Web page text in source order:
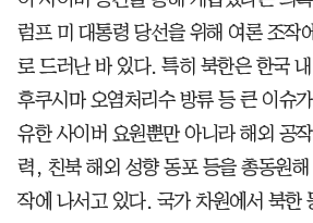
럼프 미 대통령 당선을 위해 여론 조작
로 드러난 바 있다. 특히 북한은 한국
후쿠시마 오염처리수 방류 등 큰 이슈
유한 사이버 요원뿐만 아니라 해외 공
력, 친북 해외 성향 동포 등을 총동원
작에 나서고 있다. 국가 차원에서 북한